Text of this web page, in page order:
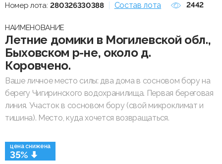
цена снижена
35%
Номер лота: 280326330388 Состав лота 2442
НАИМЕНОВАНИЕ
Летние домики в Могилевской обл.,
Быховском р-не, около д.
Коровчено.
Ваше личное место силы: два дома в сосновом бору на
берегу Чигиринского водохранилища. Первая береговая
линия. Участок в сосновом бору (свой микроклимат и
тишина). Место, куда хочется возвращаться.